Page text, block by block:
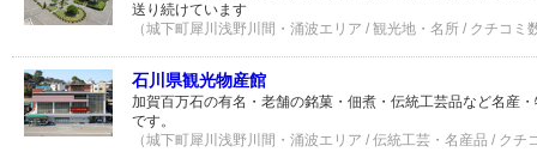
送り続けています
（城下町犀川浅野川間・涌波エリア / 観光地・名所 / クチコミ
石川県観光物産館
加賀百万石の有名・老舗の銘菓・佃煮・伝統工芸品など名産
です。
（城下町犀川浅野川間・涌波エリア / 伝統工芸・名産品 / クチ